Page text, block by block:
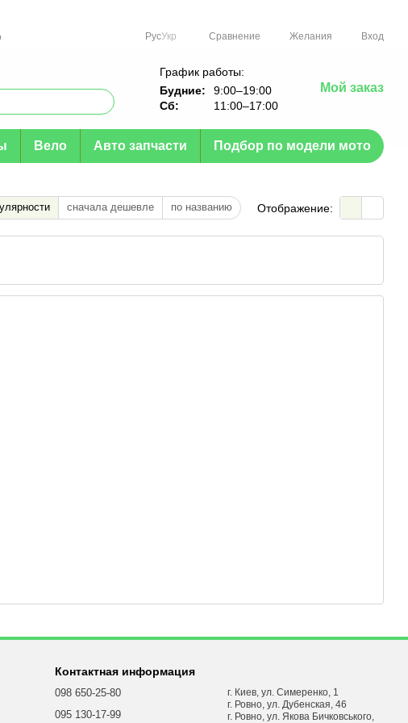
РусУкр Сравнение Желания Вход
График работы:
Будние:
9:00–19:00
Сб:
11:00–17:00
Мой заказ
Вело Авто запчасти Подбор по модели мото
сначала дешевле по названию Отображение:
Контактная информация
098 650-25-80
095 130-17-99
г. Киев, ул. Симеренко, 1
г. Ровно, ул. Дубенская, 46
г. Ровно, ул. Якова Бичковського,